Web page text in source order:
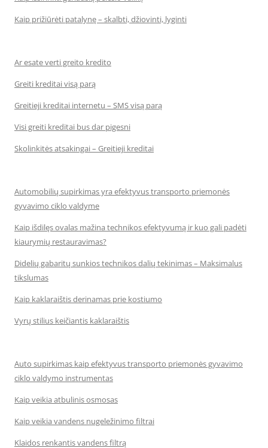
Kaip prižiūrėti patalynę – skalbti, džiovinti, lyginti
Ar esate verti greito kredito
Greiti kreditai visą parą
Greitieji kreditai internetu – SMS visą parą
Visi greiti kreditai bus dar pigesni
Skolinkitės atsakingai – Greitieji kreditai
Automobilių supirkimas yra efektyvus transporto priemonės
gyvavimo ciklo valdyme
Kaip išdilęs ovalas mažina technikos efektyvumą ir kuo gali padėti
kiaurymių restauravimas?
Didelių gabaritų sunkios technikos dalių tekinimas – Maksimalus
tikslumas
Kaip kaklaraištis derinamas prie kostiumo
Vyrų stilius keičiantis kaklaraištis
Auto supirkimas kaip efektyvus transporto priemonės gyvavimo
ciklo valdymo instrumentas
Kaip veikia atbulinis osmosas
Kaip veikia vandens nugeležinimo filtrai
Klaidos renkantis vandens filtrą